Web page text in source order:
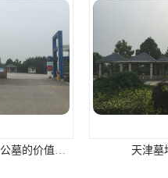
天津市公墓的万寿园公墓的价值咨询 天津墓